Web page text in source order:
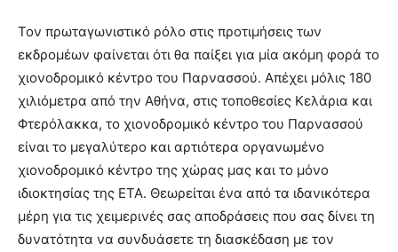
Τον πρωταγωνιστικό ρόλο στις προτιμήσεις των
εκδρομέων φαίνεται ότι θα παίξει για μία ακόμη φορά το
χιονοδρομικό κέντρο του Παρνασσού. Απέχει μόλις 180
χιλιόμετρα από την Αθήνα, στις τοποθεσίες Κελάρια και
Φτερόλακκα, το χιονοδρομικό κέντρο του Παρνασσού
είναι το μεγαλύτερο και αρτιότερα οργανωμένο
χιονοδρομικό κέντρο της χώρας μας και το μόνο
ιδιοκτησίας της ΕΤΑ. Θεωρείται ένα από τα ιδανικότερα
μέρη για τις χειμερινές σας αποδράσεις που σας δίνει τη
δυνατότητα να συνδυάσετε τη διασκέδαση με τον